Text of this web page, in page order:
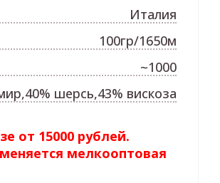
от 15000 рублей.
мелкооптовая
Италия
100гр/1650м
~1000
шерсь,43% вискоза